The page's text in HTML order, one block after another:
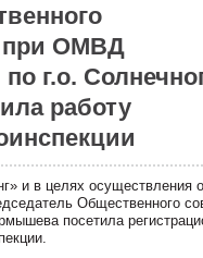
при ОМВД
г.о.
работу
и в целях осуществления
Общественного
посетила